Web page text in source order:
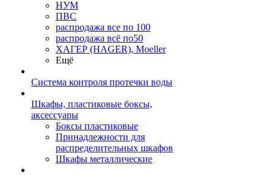
НУМ
ПВС
распродажа все по 100
распродажа всё по50
ХАГЕР (HAGER), Moeller
Ещё
Система контроля протечки воды
Шкафы, пластиковые боксы,
аксессуары
Боксы пластиковые
Принадлежности для
распределительных шкафов
Шкафы металлические